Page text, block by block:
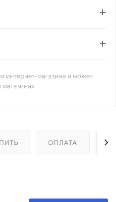
интернет-магазина и может
магазинах
ОПЛАТА